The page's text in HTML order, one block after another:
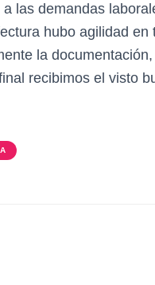
las demandas
hubo agilidad
la
recibimos el visto